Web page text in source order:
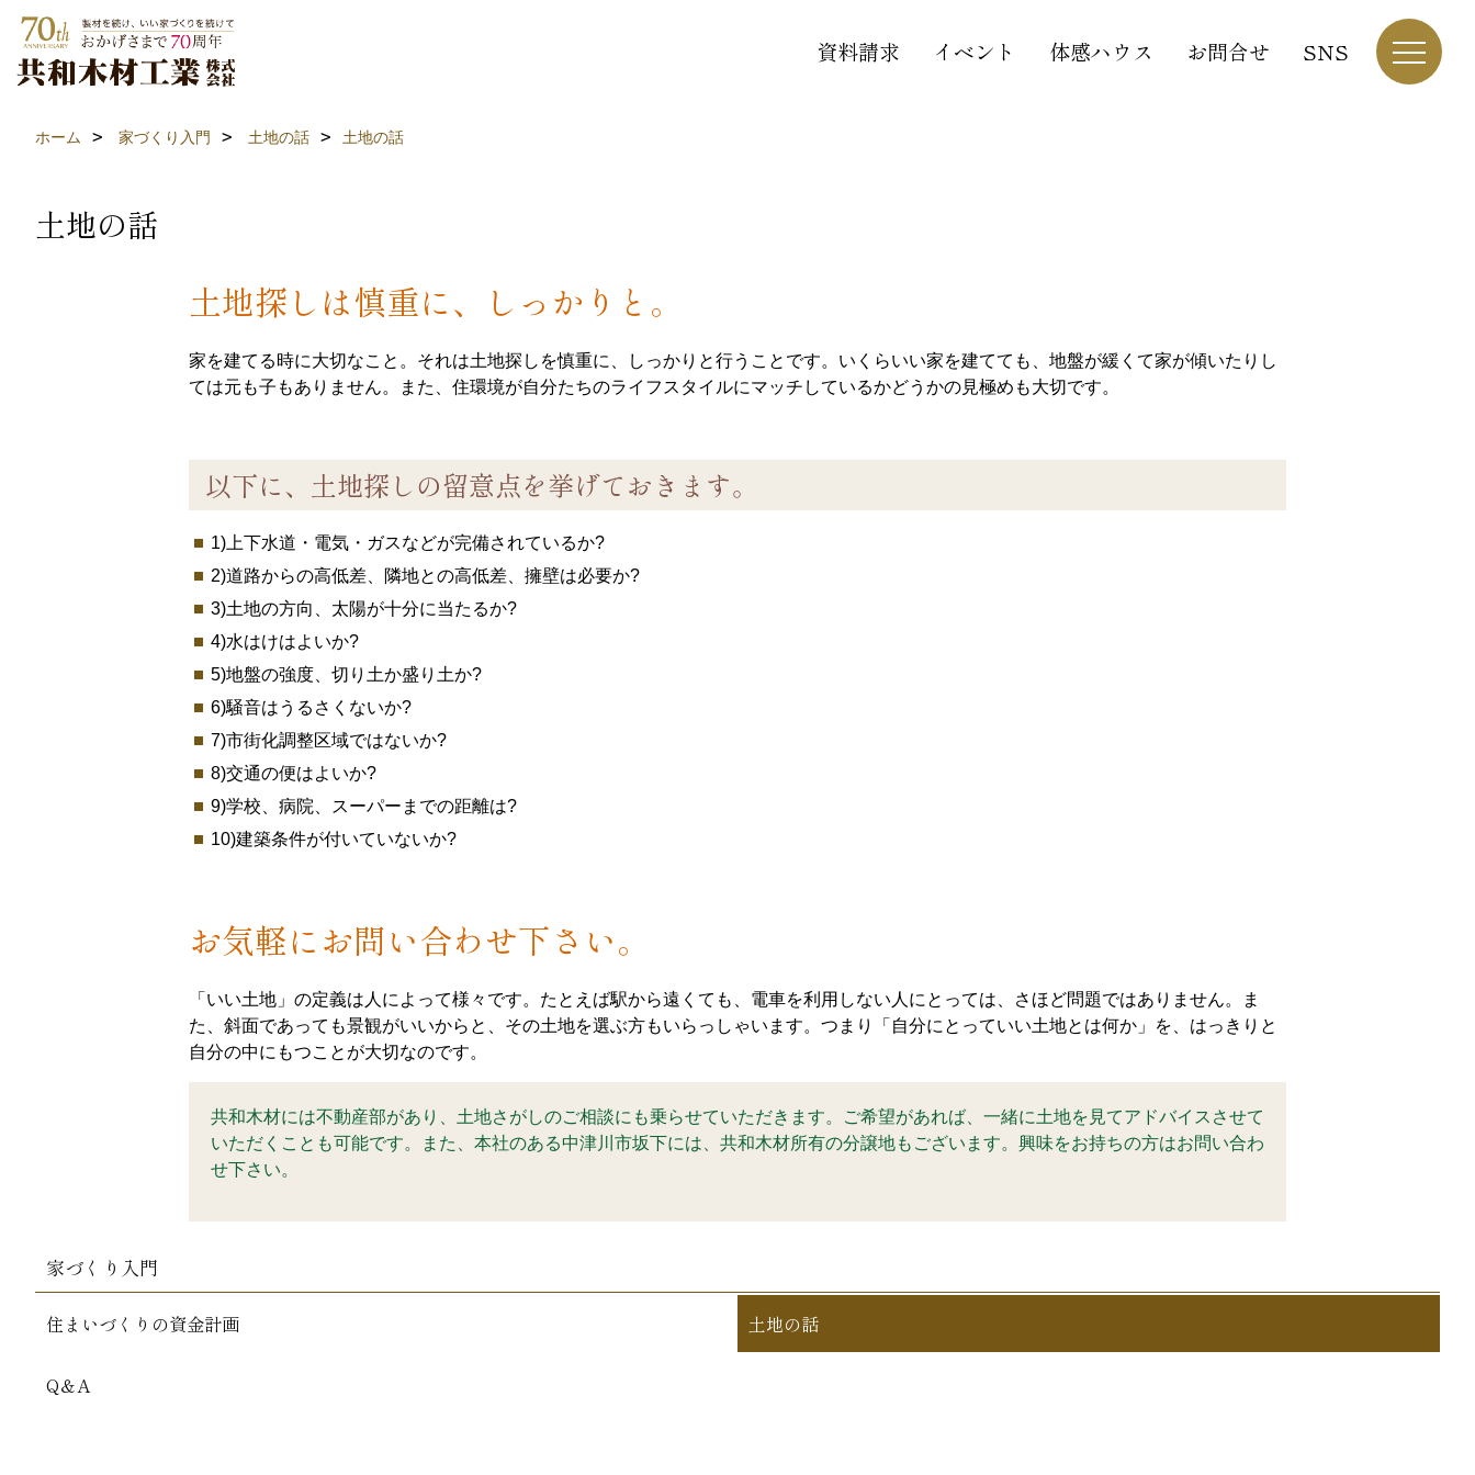
資料請求 イベント 体感ハウス お問合せ SNS
ホーム 家づくり入門 土地の話 土地の話
土地の話
土地探しは慎重に、しっかりと。
家を建てる時に大切なこと。それは土地探しを慎重に、しっかりと行うことです。いくらいい家を建てても、地盤が緩くて家が傾いたりし
ては元も子もありません。また、住環境が自分たちのライフスタイルにマッチしているかどうかの見極めも大切です。
以下に、土地探しの留意点を挙げておきます。
1)上下水道・電気・ガスなどが完備されているか?
2)道路からの高低差、隣地との高低差、擁壁は必要か?
3)土地の方向、太陽が十分に当たるか?
4)水はけはよいか?
5)地盤の強度、切り土か盛り土か?
6)騒音はうるさくないか?
7)市街化調整区域ではないか?
8)交通の便はよいか?
9)学校、病院、スーパーまでの距離は?
10)建築条件が付いていないか?
お気軽にお問い合わせ下さい。
「いい土地」の定義は人によって様々です。たとえば駅から遠くても、電車を利用しない人にとっては、さほど問題ではありません。ま
た、斜面であっても景観がいいからと、その土地を選ぶ方もいらっしゃいます。つまり「自分にとっていい土地とは何か」を、はっきりと
自分の中にもつことが大切なのです。
共和木材には不動産部があり、土地さがしのご相談にも乗らせていただきます。ご希望があれば、一緒に土地を見てアドバイスさせて
いただくことも可能です。また、本社のある中津川市坂下には、共和木材所有の分譲地もございます。興味をお持ちの方はお問い合わ
せ下さい。
家づくり入門
住まいづくりの資金計画 土地の話
Q＆A